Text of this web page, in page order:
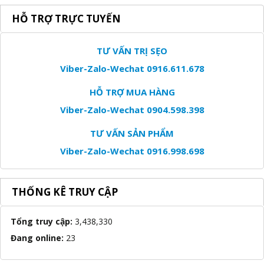
HỖ TRỢ TRỰC TUYẾN
TƯ VẤN TRỊ SẸO
Viber-Zalo-Wechat 0916.611.678
HỖ TRỢ MUA HÀNG
Viber-Zalo-Wechat 0904.598.398
TƯ VẤN SẢN PHẨM
Viber-Zalo-Wechat 0916.998.698
THỐNG KÊ TRUY CẬP
Tổng truy cập: 3,438,330
Đang online: 23